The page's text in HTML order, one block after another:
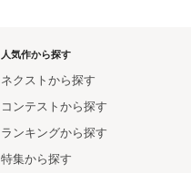
人気作から探す
ネクストから探す
コンテストから探す
ランキングから探す
特集から探す